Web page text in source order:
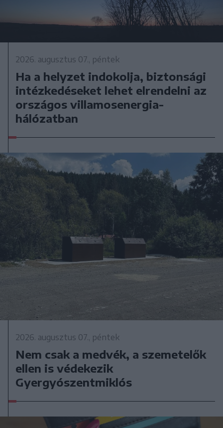
2026. augusztus 07., péntek
Ha a helyzet indokolja, biztonsági
intézkedéseket lehet elrendelni az
országos villamosenergia-
hálózatban
2026. augusztus 07., péntek
Nem csak a medvék, a szemetelők
ellen is védekezik
Gyergyószentmiklós